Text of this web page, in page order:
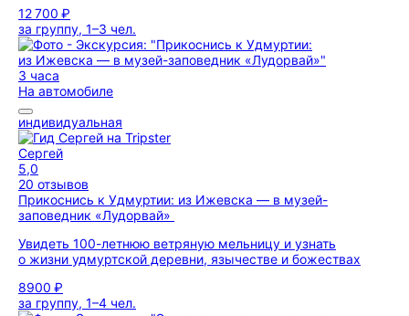
12 700 ₽
за группу, 1–3 чел.
3 часа
На автомобиле
индивидуальная
Сергей
5,0
20 отзывов
Прикоснись к Удмуртии: из Ижевска — в музей-
заповедник «Лудорвай»
Увидеть 100-летнюю ветряную мельницу и узнать
о жизни удмуртской деревни, язычестве и божествах
8900 ₽
за группу, 1–4 чел.